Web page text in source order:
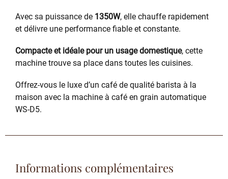
Avec sa puissance de 1350W, elle chauffe rapidement
et délivre une performance fiable et constante.
Compacte et idéale pour un usage domestique, cette
machine trouve sa place dans toutes les cuisines.
Offrez-vous le luxe d’un café de qualité barista à la
maison avec la machine à café en grain automatique
WS-D5.
Informations complémentaires